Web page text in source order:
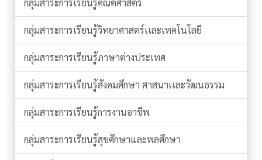
กลุ่มสาระการเรียนรู้คณิตศาสตร์
กลุ่มสาระการเรียนรู้วิทยาศาสตร์เเละเทคโนโลยี
กลุ่มสาระการเรียนรู้ภาษาต่างประเทศ
กลุ่มสาระการเรียนรู้สังคมศึกษา ศาสนาเเละวัฒนธรรม
กลุ่มสาระการเรียนรู้การงานอาชีพ
กลุ่มสาระการเรียนรู้สุขศึกษาและพลศึกษา